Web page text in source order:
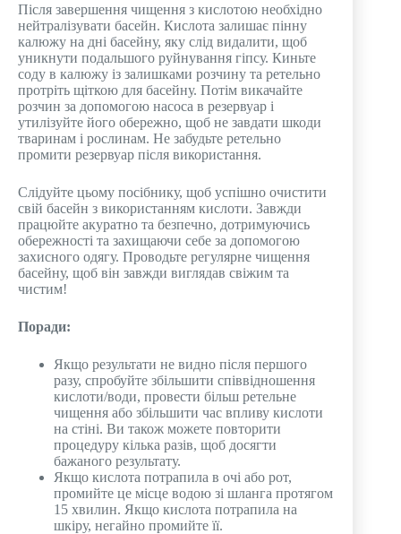
Після завершення чищення з кислотою необхідно
нейтралізувати басейн. Кислота залишає пінну
калюжу на дні басейну, яку слід видалити, щоб
уникнути подальшого руйнування гіпсу. Киньте
соду в калюжу із залишками розчину та ретельно
протріть щіткою для басейну. Потім викачайте
розчин за допомогою насоса в резервуар і
утилізуйте його обережно, щоб не завдати шкоди
тваринам і рослинам. Не забудьте ретельно
промити резервуар після використання.
Слідуйте цьому посібнику, щоб успішно очистити
свій басейн з використанням кислоти. Завжди
працюйте акуратно та безпечно, дотримуючись
обережності та захищаючи себе за допомогою
захисного одягу. Проводьте регулярне чищення
басейну, щоб він завжди виглядав свіжим та
чистим!
Поради:
Якщо результати не видно після першого
разу, спробуйте збільшити співвідношення
кислоти/води, провести більш ретельне
чищення або збільшити час впливу кислоти
на стіні. Ви також можете повторити
процедуру кілька разів, щоб досягти
бажаного результату.
Якщо кислота потрапила в очі або рот,
промийте це місце водою зі шланга протягом
15 хвилин. Якщо кислота потрапила на
шкіру, негайно промийте її.